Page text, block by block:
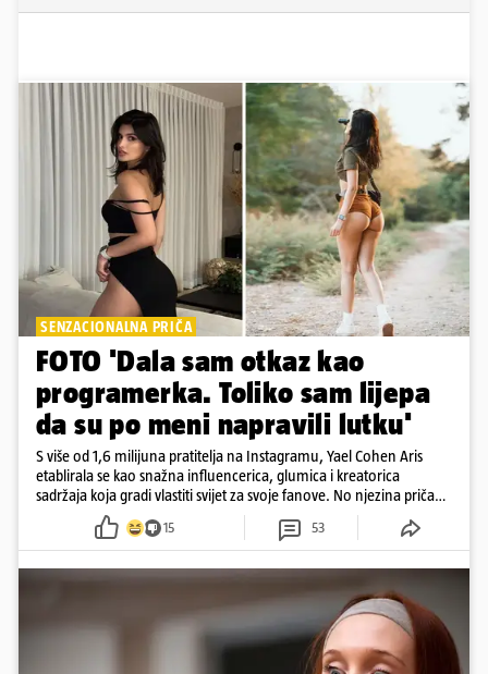
SENZACIONALNA PRIČA
FOTO 'Dala sam otkaz kao
programerka. Toliko sam lijepa
da su po meni napravili lutku'
S više od 1,6 milijuna pratitelja na Instagramu, Yael Cohen Aris
etablirala se kao snažna influencerica, glumica i kreatorica
sadržaja koja gradi vlastiti svijet za svoje fanove. No njezina priča
pokazuje da online slava dolazi i s neočekivanim izazovima
15 53